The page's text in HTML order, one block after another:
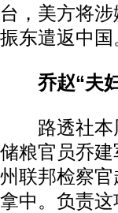
台，美方将
振东遣返中国
乔赵“夫妇
路透社本周
储粮官员乔
州联邦检察
拿中。负责